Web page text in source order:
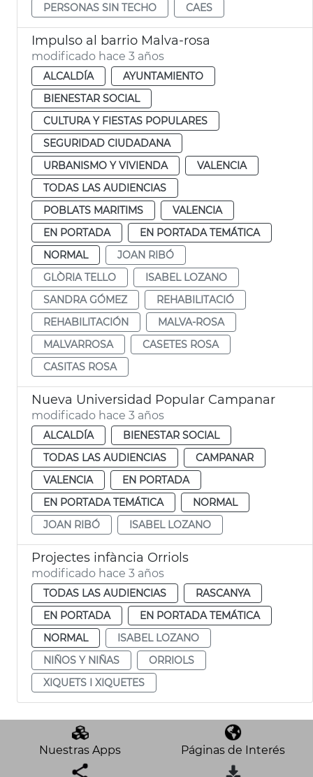
PERSONAS SIN TECHO
CAES
Impulso al barrio Malva-rosa
modificado hace 3 años
ALCALDÍA
AYUNTAMIENTO
BIENESTAR SOCIAL
CULTURA Y FIESTAS POPULARES
SEGURIDAD CIUDADANA
URBANISMO Y VIVIENDA
VALENCIA
TODAS LAS AUDIENCIAS
POBLATS MARITIMS
VALENCIA
EN PORTADA
EN PORTADA TEMÁTICA
NORMAL
JOAN RIBÓ
GLÒRIA TELLO
ISABEL LOZANO
SANDRA GÓMEZ
REHABILITACIÓ
REHABILITACIÓN
MALVA-ROSA
MALVARROSA
CASETES ROSA
CASITAS ROSA
Nueva Universidad Popular Campanar
modificado hace 3 años
ALCALDÍA
BIENESTAR SOCIAL
TODAS LAS AUDIENCIAS
CAMPANAR
VALENCIA
EN PORTADA
EN PORTADA TEMÁTICA
NORMAL
JOAN RIBÓ
ISABEL LOZANO
Projectes infància Orriols
modificado hace 3 años
TODAS LAS AUDIENCIAS
RASCANYA
EN PORTADA
EN PORTADA TEMÁTICA
NORMAL
ISABEL LOZANO
NIÑOS Y NIÑAS
ORRIOLS
XIQUETS I XIQUETES
Nuestras Apps Páginas de Interés